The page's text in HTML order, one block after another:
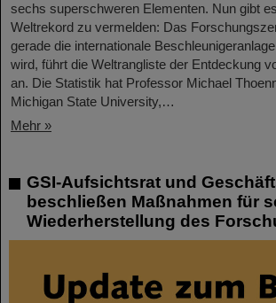
sechs superschweren Elementen. Nun gibt
Weltrekord zu vermelden: Das
gerade die internationale
wird, führt die Weltrangliste der Entdeckung
an. Die Statistik hat Professor Michael
Michigan State University,…
Mehr »
GSI-Aufsichtsrat und
beschließen Maßnahmen für
Wiederherstellung des